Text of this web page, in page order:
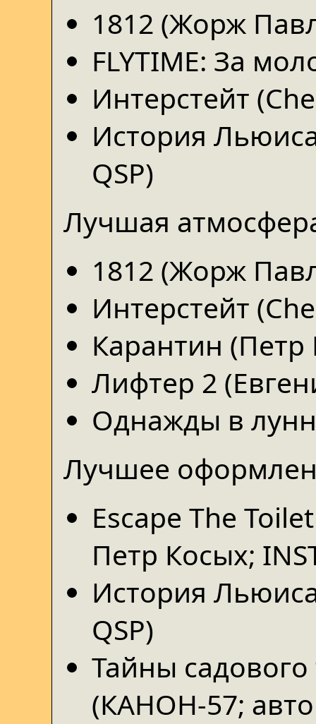
1812 (Жорж
FLYTIME: За
Интерстейт
История
QSP)
Лучшая
1812 (Жорж
Интерстейт
Карантин (Петр
Лифтер 2
Однажды в
Лучшее
Escape The
Петр Косых;
История
QSP)
Тайны
(КАНОН-57;